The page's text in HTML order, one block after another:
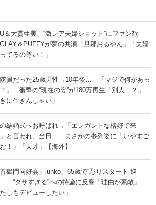
＆大貫亜美、“激レア夫婦ショット”にファン歓
＆PUFFYが夢の共演「旦那おるやん」「夫婦
てるの尊い！」
員だった25歳男性→10年後……「マジで何があっ
」 衝撃の“現在の姿”が180万再生「別人…？」
きに生きんしゃい」
結婚式へお呼ばれ→「エレガントな格好で来
と言われ、当日……まさかの参列姿に「いやすご
！」「天才」【海外】
首獄門同好会」junko、65歳で“彫りスタート”巡
“ダサすぎる”への持論に反響「理由が素敵」
たしもデビューしたい」